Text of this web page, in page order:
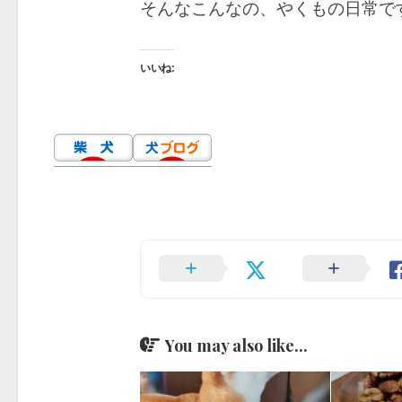
そんなこんなの、やくもの日常で
いいね:
You may also like...